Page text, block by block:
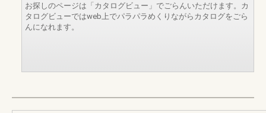
お探しのページは「カタログビュー」でごらんいただけます。カ
タログビューではweb上でパラパラめくりながらカタログをごら
んになれます。